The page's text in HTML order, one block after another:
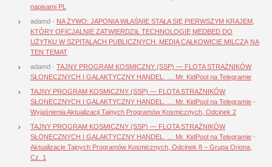
napisami PL
adamd - NA ŻYWO: JAPONIA WŁAŚNIE STAŁA SIĘ PIERWSZYM KRAJEM,
KTÓRY OFICJALNIE ZATWIERDZIŁ TECHNOLOGIĘ MEDBED DO
UŻYTKU W SZPITALACH PUBLICZNYCH. MEDIA CAŁKOWICIE MILCZĄ NA
TEN TEMAT
adamd - TAJNY PROGRAM KOSMICZNY (SSP) — FLOTA STRAŻNIKÓW
SŁONECZNYCH I GALAKTYCZNY HANDEL. … Mr. KidPool na Telegramie
TAJNY PROGRAM KOSMICZNY (SSP) — FLOTA STRAŻNIKÓW
SŁONECZNYCH I GALAKTYCZNY HANDEL. … Mr. KidPool na Telegramie -
Wyjaśnienia Aktualizacji Tajnych Programów Kosmicznych, Odcinek 2
TAJNY PROGRAM KOSMICZNY (SSP) — FLOTA STRAŻNIKÓW
SŁONECZNYCH I GALAKTYCZNY HANDEL. … Mr. KidPool na Telegramie -
Aktualizacje Tajnych Programów Kosmicznych, Odcinek 8 – Grupa Oriona,
Cz. 1